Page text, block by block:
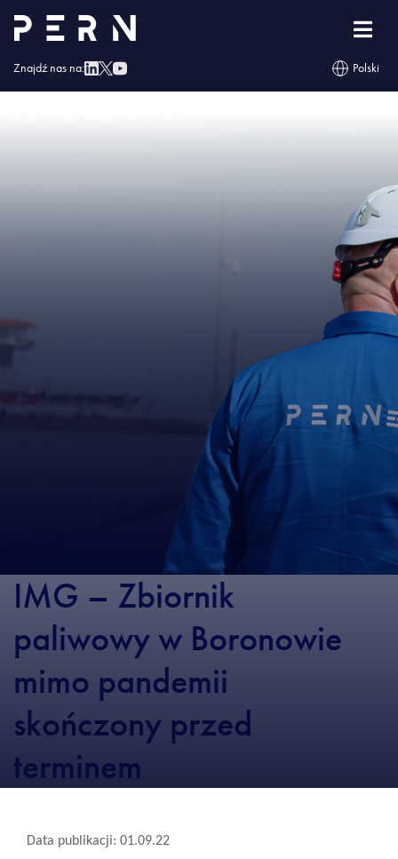
Znajdź nas na: Polski
Strona główna »Zbiornik paliwowy w Boronowie mimo pandemii skończony
skończony przed terminem
IMG – Zbiornik
paliwowy w Boronowie
mimo pandemii
skończony przed
terminem
Data publikacji: 01.09.22